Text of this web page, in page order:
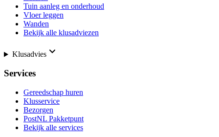
Tuin aanleg en onderhoud
Vloer leggen
Wanden
Bekijk alle klusadviezen
Klusadvies
Services
Gereedschap huren
Klusservice
Bezorgen
PostNL Pakketpunt
Bekijk alle services